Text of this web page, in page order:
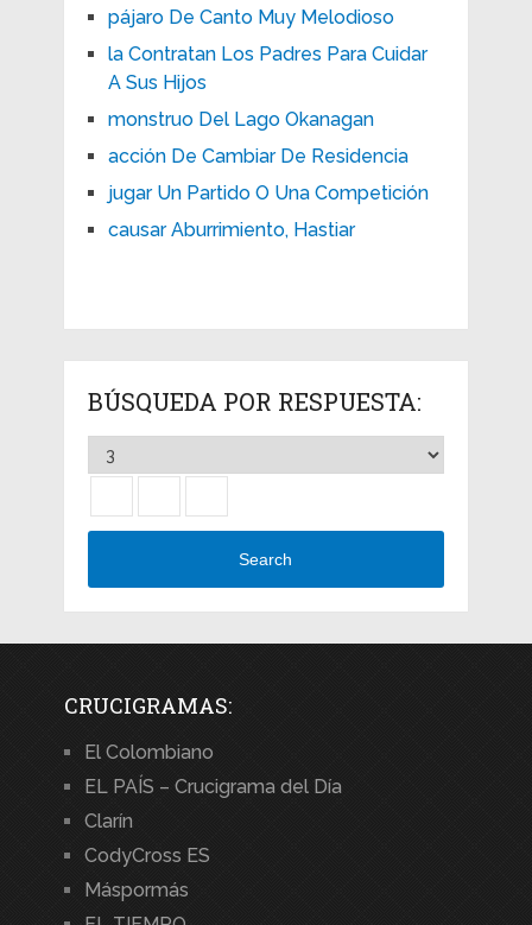
pájaro De Canto Muy Melodioso
la Contratan Los Padres Para Cuidar
A Sus Hijos
monstruo Del Lago Okanagan
acción De Cambiar De Residencia
jugar Un Partido O Una Competición
causar Aburrimiento, Hastiar
BÚSQUEDA POR RESPUESTA:
Search
CRUCIGRAMAS:
El Colombiano
EL PAÍS – Crucigrama del Día
Clarín
CodyCross ES
Máspormás